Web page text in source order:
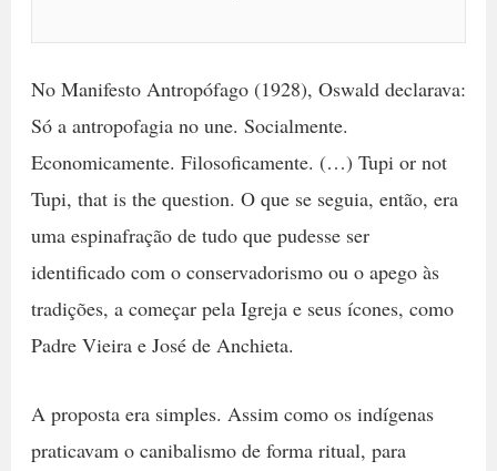
No Manifesto Antropófago (1928), Oswald declarava:
Só a antropofagia no une. Socialmente.
Economicamente. Filosoficamente. (…) Tupi or not
Tupi, that is the question. O que se seguia, então, era
uma espinafração de tudo que pudesse ser
identificado com o conservadorismo ou o apego às
tradições, a começar pela Igreja e seus ícones, como
Padre Vieira e José de Anchieta.
A proposta era simples. Assim como os indígenas
praticavam o canibalismo de forma ritual, para